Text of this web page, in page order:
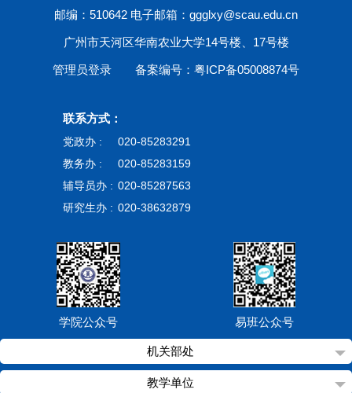
邮编：510642 电子邮箱：ggglxy@scau.edu.cn
广州市天河区华南农业大学14号楼、17号楼
管理员登录 备案编号：粤ICP备05008874号
联系方式：
党政办 :
020-85283291
教务办 :
020-85283159
辅导员办 : 020-85287563
研究生办 : 020-38632879
学院公众号 易班公众号
机关部处
教学单位